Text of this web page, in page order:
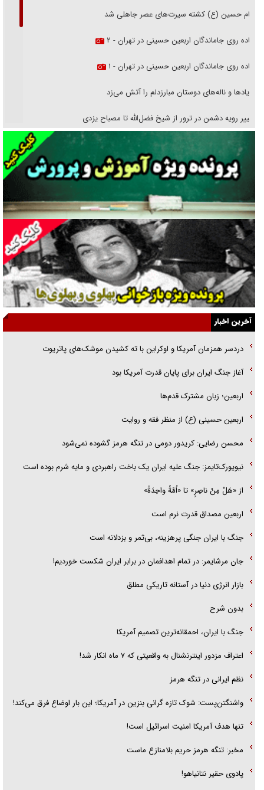
امام حسین (ع) کشته سیرت‌های عصر جاهلی شد
پیاده روی جاماندگان اربعین حسینی در تهران - ۲
پیاده روی جاماندگان اربعین حسینی در تهران - ۱
فریاد‌ها و ناله‌های دوستان مبارزدلم را آتش می‌زد
تغییر رویه دشمن در ترور از شیخ فضل‌الله تا مصباح یزدی
خرید قسطی اولش خنده و آخرش گریه است!
فوتبال و آن «بالا»!
راهبرد غافلگیری با نسل جدید پهپاد‌ها
جنجال پزشکان تقلبی در صنعت زیبایی
یهودی‌ها در ادبیات داستانی اروپا؛ از شکسپیر تا دیکنز
گفت‌وگو با خواهر یکی از شهدای جنگ رمضان/ خواهرم فرمانده جهادی و
اهل خدمت بی‌منت بود
جزئیات شکنجه‌هایم فراتر از آن است که در بیان بگنجد!
گزارش «جوان» از قوانین سخت‌گیرانه ۶ قاره در برابر یورش به پاسگاه‌های
آخرین اخبار
دردسر همزمان آمریکا و اوکراین با ته کشیدن موشک‌های پاتریوت
آغاز جنگ ایران برای پایان قدرت آمریکا بود
اربعین؛ زبان مشترک قدم‌ها
اربعین حسینی (ع) از منظر فقه و روایت
محسن رضایی: کریدور دومی در تنگه هرمز گشوده نمی‌شود
نیویورک‌تایمز: جنگ علیه ایران یک باخت راهبردی و مایه شرم بوده است
از «هَلْ مِنْ ناصِرٍ» تا «اُمَّةً واحِدَةً»
اربعین مصداق قدرت نرم است
جنگ با ایران جنگی پرهزینه، بی‌ثمر و بزدلانه است
جان مرشایمر: در تمام اهدافمان در برابر ایران شکست خوردیم!
بازار انرژی دنیا در آستانه تاریکی مطلق
بدون شرح
جنگ با ایران، احمقانه‌ترین تصمیم آمریکا
اعتراف مزدور اینترنشنال به واقعیتی که ۷ ماه انکار شد!
نظم ایرانی در تنگه هرمز
واشنگتن‌پست: شوک تازه گرانی بنزین در آمریکا؛ این بار اوضاع فرق می‌کند!
تنها هدف آمریکا امنیت اسرائیل است!
مخبر: تنگه هرمز حریم بلامنازع ماست
پادوی حقیر نتانیاهو!